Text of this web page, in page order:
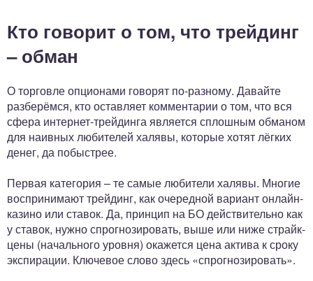
Кто говорит о том, что трейдинг
– обман
О торговле опционами говорят по-разному. Давайте
разберёмся, кто оставляет комментарии о том, что вся
сфера интернет-трейдинга является сплошным обманом
для наивных любителей халявы, которые хотят лёгких
денег, да побыстрее.
Первая категория – те самые любители халявы. Многие
воспринимают трейдинг, как очередной вариант онлайн-
казино или ставок. Да, принцип на БО действительно как
у ставок, нужно спрогнозировать, выше или ниже страйк-
цены (начального уровня) окажется цена актива к сроку
экспирации. Ключевое слово здесь «спрогнозировать».